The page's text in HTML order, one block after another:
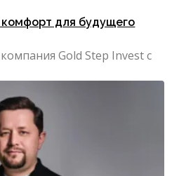
комфорт для будущего
Gold Step Invest с